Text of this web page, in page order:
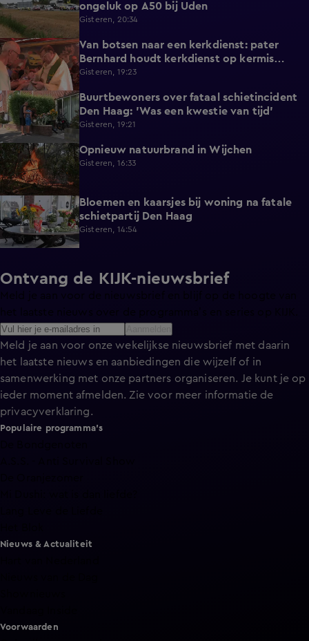
ongeluk op A50 bij Uden
Gisteren, 20:34
1:39
Van botsen naar een kerkdienst: pater
Bernhard houdt kerkdienst op kermis
Hoorn
Gisteren, 19:23
1:15
Buurtbewoners over fataal schietincident
Den Haag: 'Was een kwestie van tijd'
Gisteren, 19:21
0:44 Opnieuw natuurbrand in Wijchen
Gisteren, 16:33
1:01
Bloemen en kaarsjes bij woning na fatale
schietpartij Den Haag
Gisteren, 14:54
Ontvang de KIJK-nieuwsbrief
Meld je aan voor de nieuwsbrief en blijf op de hoogte van
Meld je aan voor onze wekelijkse nieuwsbrief met daarin
het laatste nieuws en aanbiedingen die wijzelf of in
samenwerking met onze partners organiseren. Je kunt je op
ieder moment afmelden. Zie voor meer informatie de
privacyverklaring.
Populaire programma's
Nieuws & Actualiteit
Voorwaarden